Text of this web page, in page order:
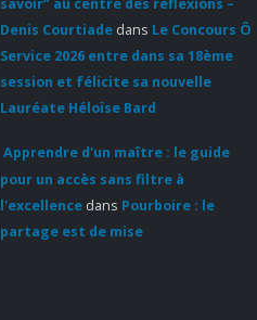
savoir” au centre des réflexions –
Denis Courtiade dans Le Concours Ô
Service 2026 entre dans sa 18ème
session et félicite sa nouvelle
Lauréate Héloïse Bard
Apprendre d'un maître : le guide
pour un accès sans filtre à
l'excellence dans Pourboire : le
partage est de mise